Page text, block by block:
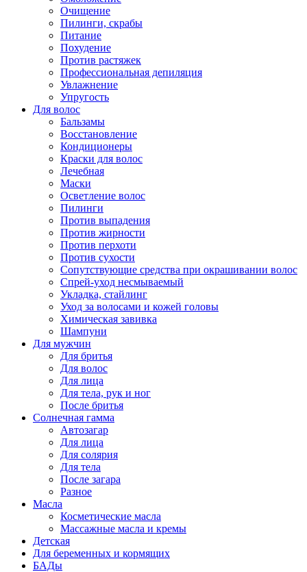
Очищение
Пилинги, скрабы
Питание
Похудение
Против растяжек
Профессиональная депиляция
Увлажнение
Упругость
Для волос
Бальзамы
Восстановление
Кондиционеры
Краски для волос
Лечебная
Маски
Осветление волос
Пилинги
Против выпадения
Против жирности
Против перхоти
Против сухости
Сопутствующие средства при окрашивании волос
Спрей-уход несмываемый
Укладка, стайлинг
Уход за волосами и кожей головы
Химическая завивка
Шампуни
Для мужчин
Для бритья
Для волос
Для лица
Для тела, рук и ног
После бритья
Солнечная гамма
Автозагар
Для лица
Для солярия
Для тела
После загара
Разное
Масла
Косметические масла
Массажные масла и кремы
Детская
Для беременных и кормящих
БАДы